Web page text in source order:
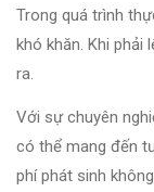
Trong quá trình
khó khăn. Khi phải
ra.
Với sự chuyên
có thể mang đến
phí phát sinh